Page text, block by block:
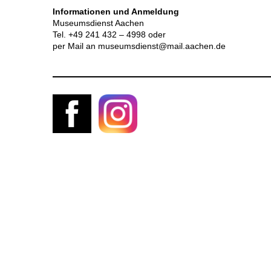
Informationen und Anmeldung
Museumsdienst Aachen
Tel. +49 241 432 – 4998 oder
per Mail an museumsdienst@mail.aachen.de